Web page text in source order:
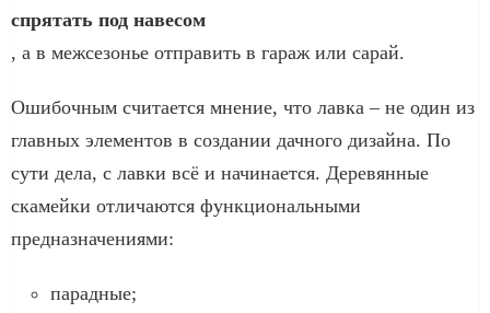
спрятать под навесом
, а в межсезонье отправить в гараж или сарай.
Ошибочным считается мнение, что лавка – не один из
главных элементов в создании дачного дизайна. По
сути дела, с лавки всё и начинается. Деревянные
скамейки отличаются функциональными
предназначениями:
парадные;